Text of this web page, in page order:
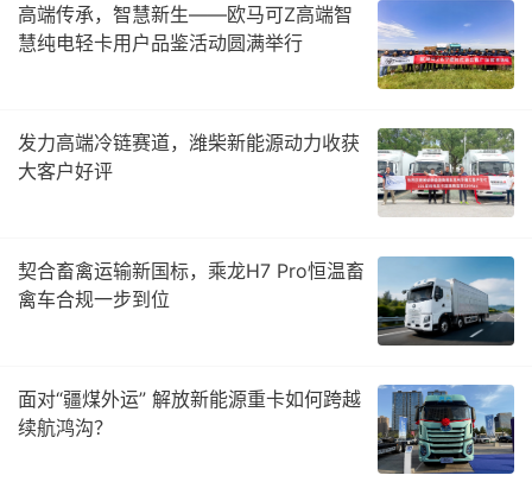
高端传承，智慧新生——欧马可Z高端智
慧纯电轻卡用户品鉴活动圆满举行
发力高端冷链赛道，潍柴新能源动力收获
大客户好评
契合畜禽运输新国标，乘龙H7 Pro恒温畜
禽车合规一步到位
面对“疆煤外运” 解放新能源重卡如何跨越
续航鸿沟？